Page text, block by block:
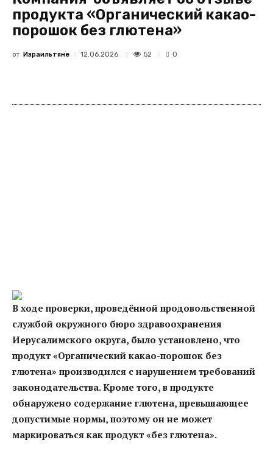
продукта «Органический какао-
порошок без глютена»
от Израильтяне 12.06.2026 52 0
В ходе проверки, проведённой продовольственной
службой окружного бюро здравоохранения
Иерусалимского округа, было установлено, что
продукт «Органический какао-порошок без
глютена» производился с нарушением требований
законодательства. Кроме того, в продукте
обнаружено содержание глютена, превышающее
допустимые нормы, поэтому он не может
маркироваться как продукт «без глютена».